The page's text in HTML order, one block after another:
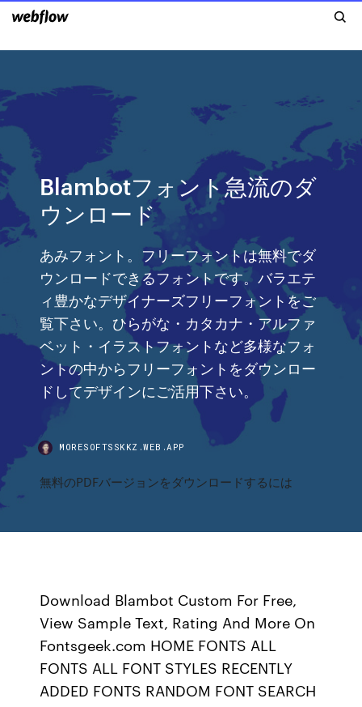
Blambotフォント急流のダ
ウンロード
あみフォント。フリーフォントは無料でダ
ウンロードできるフォントです。バラエテ
ィ豊かなデザイナーズフリーフォントをご
覧下さい。ひらがな・カタカナ・アルファ
ベット・イラストフォントなど多様なフォ
ントの中からフリーフォントをダウンロー
ドしてデザインにご活用下さい。
MORESOFTSSKKZ.WEB.APP
無料のPDFバージョンをダウンロードするには
Download Blambot Custom For Free,
View Sample Text, Rating And More On
Fontsgeek.com HOME FONTS ALL
FONTS ALL FONT STYLES RECENTLY
ADDED FONTS RANDOM FONT SEARCH